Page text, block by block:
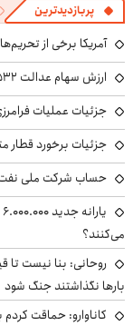
پربازدیدترین
آمریکا برخی از
ارزش سهام عدالت ۵۳۲هزار تومانی امروز چهارشنبه ۱۴ مرداد
جزئیات عملیات
جزئیات برخورد قطار
حساب‌ شرکت ملی نفت
می‌کنند؟
روحانی: بنا نیست تا
بارها نگذاشتند جنگ شود
کاناوارو: حماقت کردم